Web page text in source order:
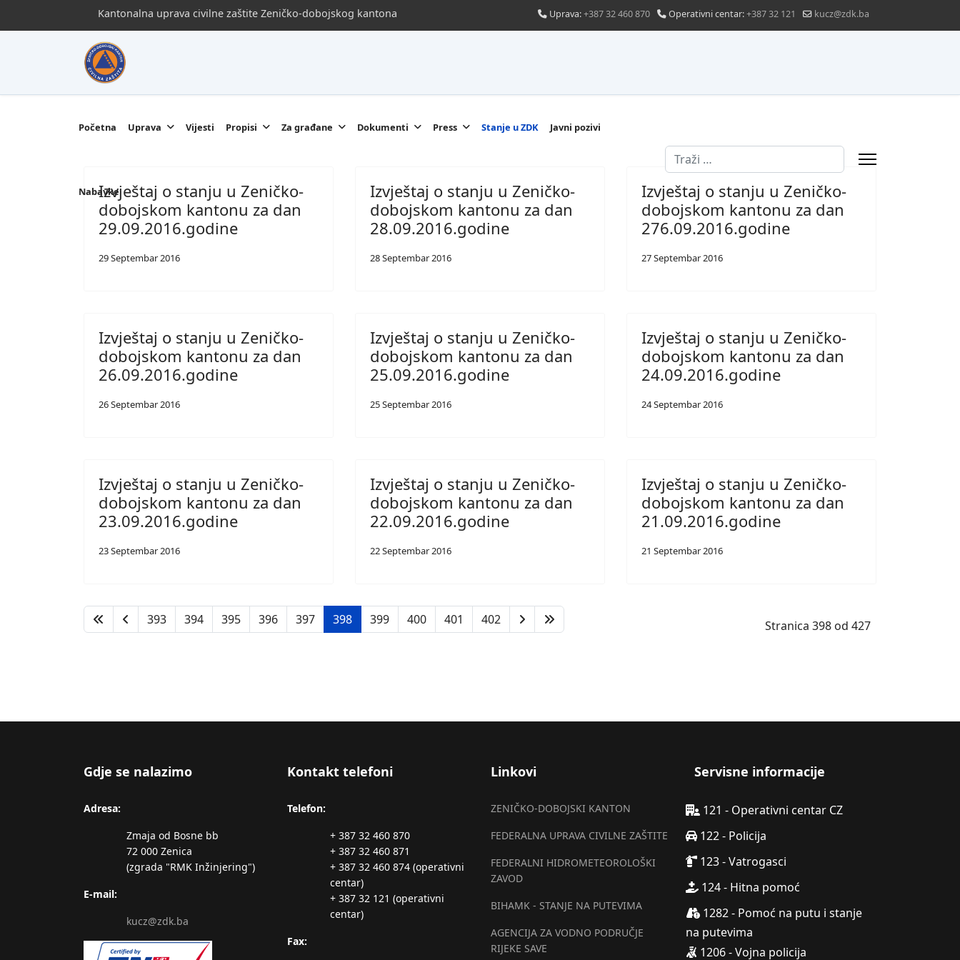
Kantonalna uprava civilne zaštite Zeničko-dobojskog kantona Uprava:+387 32 460 870 Operativni centar:+387 32 121 kucz@zdk.ba
Početna Uprava Vijesti Propisi Za građane Dokumenti Press Stanje u ZDK Javni pozivi
Nabavke
Traži
Izvještaj o stanju u Zeničko-
dobojskom kantonu za dan
29.09.2016.godine
29 Septembar 2016
Izvještaj o stanju u Zeničko-
dobojskom kantonu za dan
28.09.2016.godine
28 Septembar 2016
Izvještaj o stanju u Zeničko-
dobojskom kantonu za dan
276.09.2016.godine
27 Septembar 2016
Izvještaj o stanju u Zeničko-
dobojskom kantonu za dan
26.09.2016.godine
26 Septembar 2016
Izvještaj o stanju u Zeničko-
dobojskom kantonu za dan
25.09.2016.godine
25 Septembar 2016
Izvještaj o stanju u Zeničko-
dobojskom kantonu za dan
24.09.2016.godine
24 Septembar 2016
Izvještaj o stanju u Zeničko-
dobojskom kantonu za dan
23.09.2016.godine
23 Septembar 2016
Izvještaj o stanju u Zeničko-
dobojskom kantonu za dan
22.09.2016.godine
22 Septembar 2016
Izvještaj o stanju u Zeničko-
dobojskom kantonu za dan
21.09.2016.godine
21 Septembar 2016
Stranica 398 od 427
393 394 395 396 397 398 399 400 401 402
Gdje se nalazimo
Adresa:
Zmaja od Bosne bb
72 000 Zenica
(zgrada "RMK Inžinjering")
E-mail:
kucz@zdk.ba
Kontakt telefoni
Telefon:
+ 387 32 460 870
+ 387 32 460 871
+ 387 32 460 874 (operativni
centar)
+ 387 32 121 (operativni
centar)
Fax:
Linkovi
ZENIČKO-DOBOJSKI KANTON
FEDERALNA UPRAVA CIVILNE ZAŠTITE
FEDERALNI HIDROMETEOROLOŠKI
ZAVOD
BIHAMK - STANJE NA PUTEVIMA
AGENCIJA ZA VODNO PODRUČJE
RIJEKE SAVE
Servisne informacije
121 - Operativni centar CZ
122 - Policija
123 - Vatrogasci
124 - Hitna pomoć
1282 - Pomoć na putu i stanje
na putevima
1206 - Vojna policija